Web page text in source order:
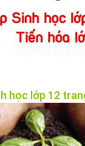
học lớp 12